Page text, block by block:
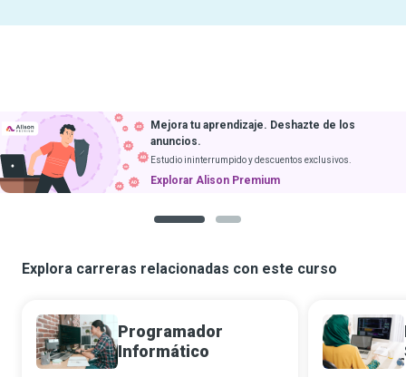
Mejora tu aprendizaje. Deshazte de los
anuncios.
Estudio ininterrumpido y descuentos exclusivos.
Explorar Alison Premium
Explora carreras relacionadas con este curso
Programador
Informático